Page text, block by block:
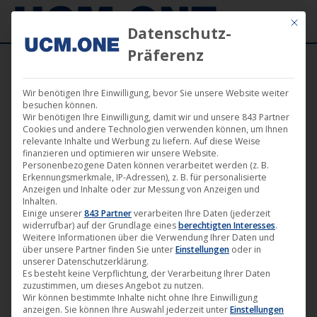
🎬 Trailerpremiere von „Rock ’n‘ Roll
Mit
Datenschutz-
Präferenz
Wir benötigen Ihre Einwilligung, bevor Sie unsere Website weiter
besuchen können.
Wir benötigen Ihre Einwilligung, damit wir und unsere 843 Partner
Cookies und andere Technologien verwenden können, um Ihnen
relevante Inhalte und Werbung zu liefern. Auf diese Weise
finanzieren und optimieren wir unsere Website.
Personenbezogene Daten können verarbeitet werden (z. B.
Erkennungsmerkmale, IP-Adressen), z. B. für personalisierte
Anzeigen und Inhalte oder zur Messung von Anzeigen und
Inhalten.
Einige unserer843 Partnerverarbeiten Ihre Daten (jederzeit
widerrufbar) auf der Grundlage einesberechtigten Interesses.
Weitere Informationen über die Verwendung Ihrer Daten und
über unsere Partner finden Sie unterEinstellungen oder in
unserer Datenschutzerklärung.
Es besteht keine Verpflichtung, der Verarbeitung Ihrer Daten
zuzustimmen, um dieses Angebot zu nutzen.
Wir können bestimmte Inhalte nicht ohne Ihre Einwilligung
anzeigen. Sie können Ihre Auswahl jederzeit unterEinstellungen